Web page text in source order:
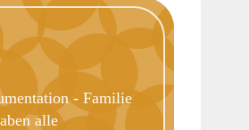
- Familie
alle